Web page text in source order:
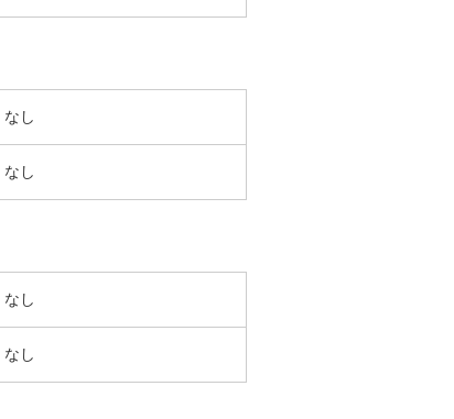
なし
なし
なし
なし